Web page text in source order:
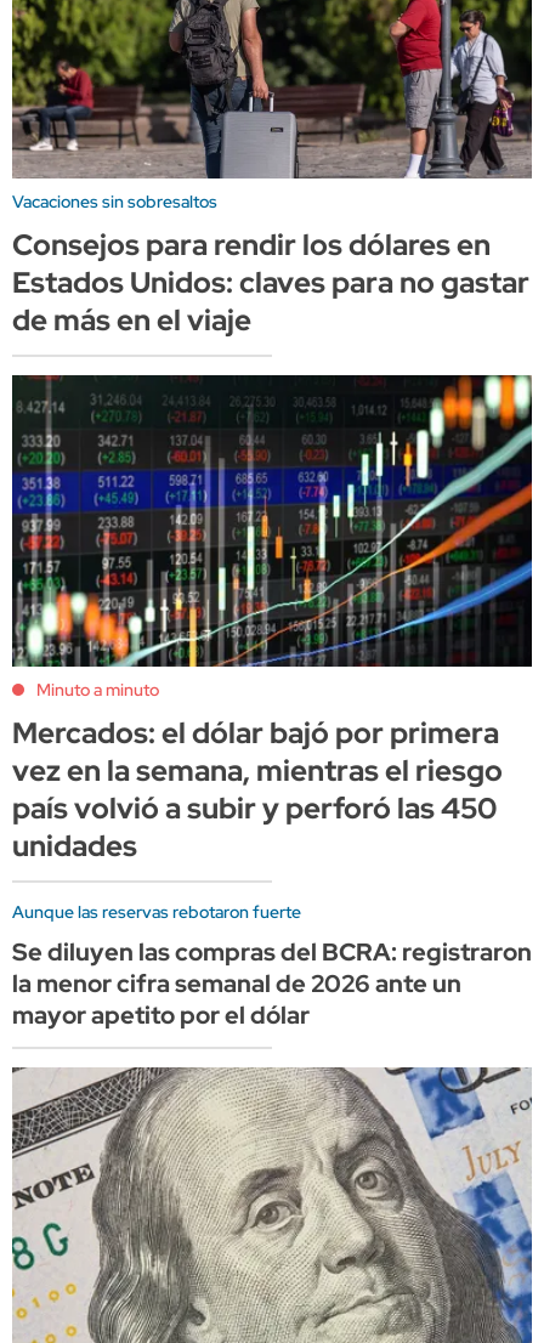
Vacaciones sin sobresaltos
Consejos para rendir los dólares en
Estados Unidos: claves para no gastar
de más en el viaje
Minuto a minuto
Mercados: el dólar bajó por primera
vez en la semana, mientras el riesgo
país volvió a subir y perforó las 450
unidades
Aunque las reservas rebotaron fuerte
Se diluyen las compras del BCRA: registraron
la menor cifra semanal de 2026 ante un
mayor apetito por el dólar